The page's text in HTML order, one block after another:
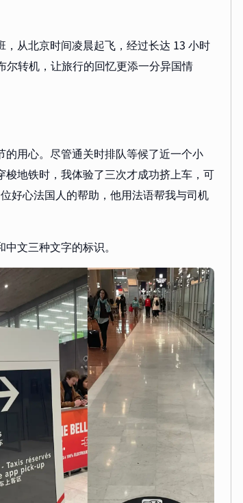
从北京时间凌晨起飞，经过长达 13 小时
尔转机，让旅行的回忆更添一分异国情
用心。尽管通关时排队等候了近一个小
地铁时，我体验了三次才成功挤上车，可
好心法国人的帮助，他用法语帮我与司机
文三种文字的标识。